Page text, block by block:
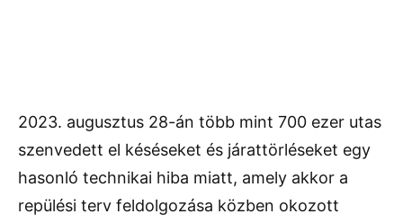
2023. augusztus 28-án több mint 700 ezer utas
szenvedett el késéseket és járattörléseket egy
hasonló technikai hiba miatt, amely akkor a
repülési terv feldolgozása közben okozott